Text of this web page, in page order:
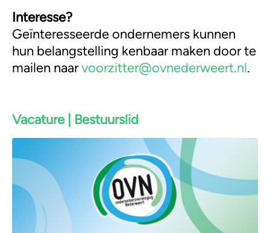
Interesse?
Geïnteresseerde ondernemers kunnen
hun belangstelling kenbaar maken door te
mailen naarvoorzitter@ovnederweert.nl.
Vacature | Bestuurslid